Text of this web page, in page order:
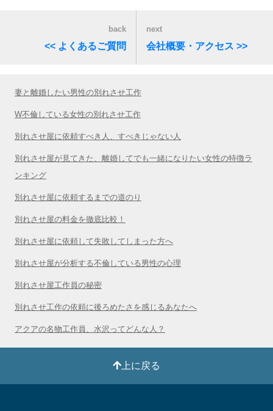
back
<< よくあるご質問
next
会社概要・アクセス >>
妻と離婚したい男性の別れさせ工作
W不倫している女性の別れさせ工作
別れさせ屋に依頼すべき人、すべきじゃない人
別れさせ屋が見てきた、離婚してでも一緒になりたい女性の特徴ラ
ンキング
別れさせ屋に依頼するまでの道のり
別れさせ屋の料金を徹底比較！
別れさせ屋に依頼して失敗してしまった方へ
別れさせ屋が分析する不倫している男性の心理
別れさせ屋工作員の秘密
別れさせ工作の依頼に後ろめたさを感じるあなたへ
アクアの名物工作員、水沢ってどんな人？
上に戻る